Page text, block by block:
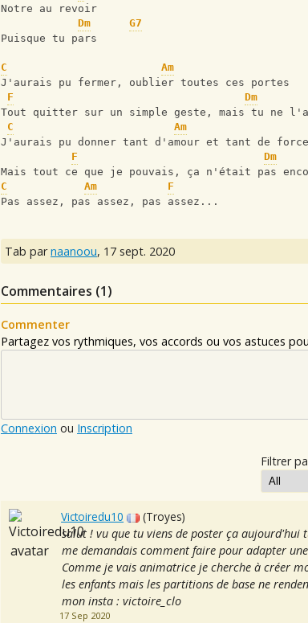
Notre au revoir
Dm
G7
Puisque tu pars
C
Am
J'aurais pu fermer, oublier toutes ces portes
F
Dm
Tout quitter sur un simple geste, mais tu ne
C
Am
J'aurais pu donner tant d'amour et tant de force
F
Dm
Mais tout ce que je pouvais, ça n'était pas
C
Am
F
Pas assez, pas assez, pas assez...
Tab parnaanoou, 17 sept. 2020
Commentaires (1)
Commenter
Partagez vos rythmiques, vos accords ou vos astuces
Connexion ou Inscription
Filtrer
Victoiredu10
(Troyes)
salut ! vu que tu viens de poster ça aujourd'hui
me demandais comment faire pour adapter
Comme je vais animatrice je cherche à créer
les enfants mais les partitions de base ne
mon insta : victoire_clo
17 Sep 2020